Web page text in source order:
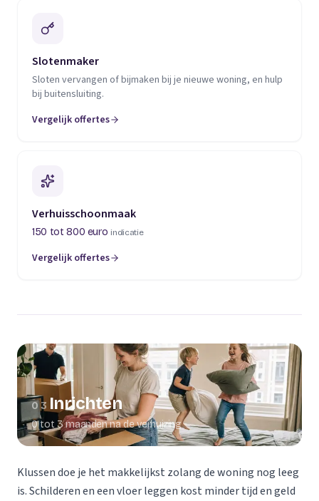
Slotenmaker
Sloten vervangen of bijmaken bij je nieuwe woning, en hulp
bij buitensluiting.
Vergelijk offertes
(opent in een nieuw tabblad)
Verhuisschoonmaak
150 tot 800 euro indicatie
Vergelijk offertes
(opent in een nieuw tabblad)
03 Inrichten
0 tot 3 maanden na de verhuizing
Klussen doe je het makkelijkst zolang de woning nog leeg
is. Schilderen en een vloer leggen kost minder tijd en geld